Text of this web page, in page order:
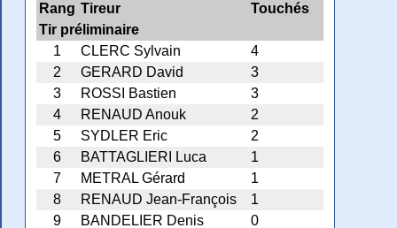
Rang Tireur
Touchés
Tir préliminaire
1
CLERC Sylvain
4
2
GERARD David
3
3
ROSSI Bastien
3
4
RENAUD Anouk
2
5
SYDLER Eric
2
6
BATTAGLIERI Luca
1
7
METRAL Gérard
1
8
RENAUD Jean-François
1
9
BANDELIER Denis 0